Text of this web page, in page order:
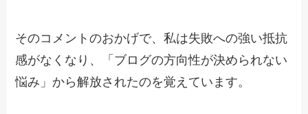
そのコメントのおかげで、私は失敗への強い抵抗
感がなくなり、「ブログの方向性が決められない
悩み」から解放されたのを覚えています。